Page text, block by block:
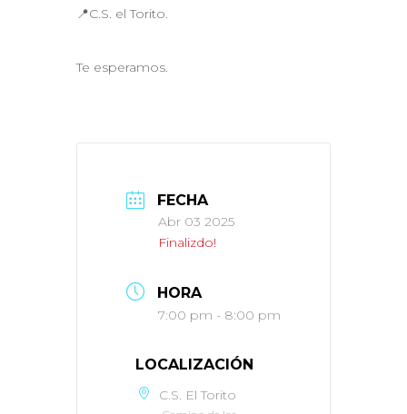
📍C.S. el Torito.
Te esperamos.
FECHA
Abr 03 2025
Finalizdo!
HORA
7:00 pm - 8:00 pm
LOCALIZACIÓN
C.S. El Torito